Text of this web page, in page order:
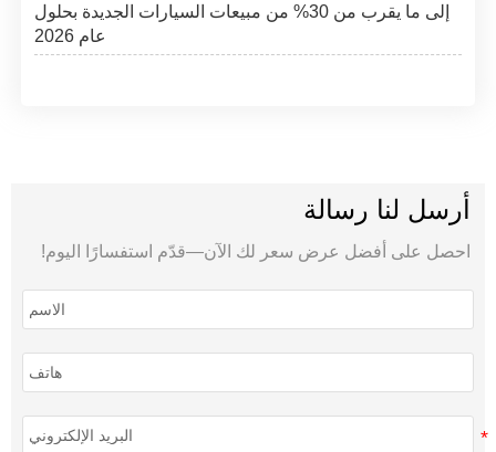
إلى ما يقرب من 30% من مبيعات السيارات الجديدة بحلول
عام 2026
أرسل لنا رسالة
احصل على أفضل عرض سعر لك الآن—قدّم استفسارًا اليوم!